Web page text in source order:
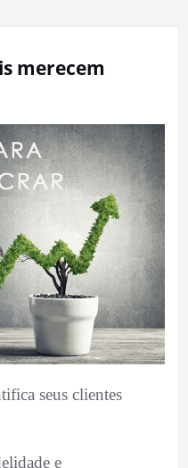
merecem
seus clientes
e